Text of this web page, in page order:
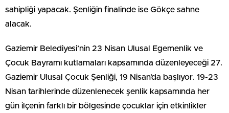
sahipliği yapacak. Şenliğin finalinde ise Gökçe sahne
alacak.
Gaziemir Belediyesi’nin 23 Nisan Ulusal Egemenlik ve
Çocuk Bayramı kutlamaları kapsamında düzenleyeceği 27.
Gaziemir Ulusal Çocuk Şenliği, 19 Nisan’da başlıyor. 19-23
Nisan tarihlerinde düzenlenecek şenlik kapsamında her
gün ilçenin farklı bir bölgesinde çocuklar için etkinlikler